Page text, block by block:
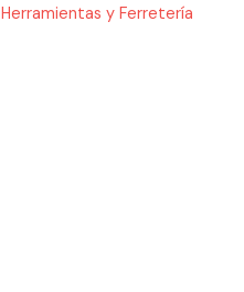
Herramientas y Ferretería